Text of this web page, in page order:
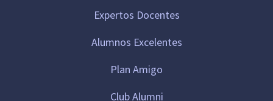
Expertos Docentes
Alumnos Excelentes
Plan Amigo
Club Alumni